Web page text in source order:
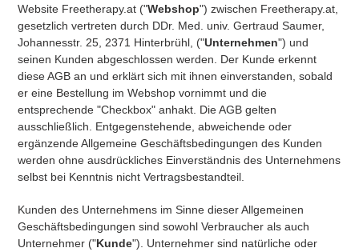
Website Freetherapy.at ("Webshop") zwischen Freetherapy.at,
gesetzlich vertreten durch DDr. Med. univ. Gertraud Saumer,
Johannesstr. 25, 2371 Hinterbrühl, ("Unternehmen") und
seinen Kunden abgeschlossen werden. Der Kunde erkennt
diese AGB an und erklärt sich mit ihnen einverstanden, sobald
er eine Bestellung im Webshop vornimmt und die
entsprechende "Checkbox" anhakt. Die AGB gelten
ausschließlich. Entgegenstehende, abweichende oder
ergänzende Allgemeine Geschäftsbedingungen des Kunden
werden ohne ausdrückliches Einverständnis des Unternehmens
selbst bei Kenntnis nicht Vertragsbestandteil.
Kunden des Unternehmens im Sinne dieser Allgemeinen
Geschäftsbedingungen sind sowohl Verbraucher als auch
Unternehmer ("Kunde"). Unternehmer sind natürliche oder